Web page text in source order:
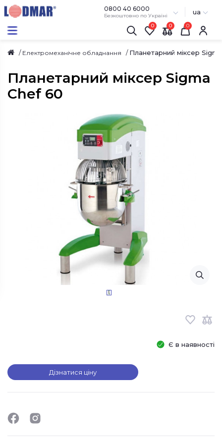
0800 40 6000
Безкоштовно по Україні ua
0 0
Електромеханічне обладнання Планетарний міксер
Планетарний міксер Sigma
Chef 60
Є в наявності
Дізнатися ціну